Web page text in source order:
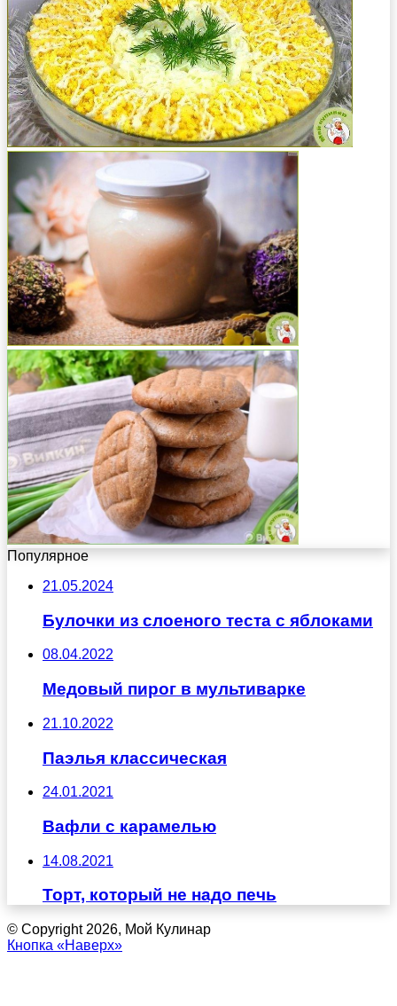
Популярное
21.05.2024
Булочки из слоеного теста с яблоками
08.04.2022
Медовый пирог в мультиварке
21.10.2022
Паэлья классическая
24.01.2021
Вафли с карамелью
14.08.2021
Торт, который не надо печь
© Copyright 2026, Мой Кулинар
Кнопка «Наверх»